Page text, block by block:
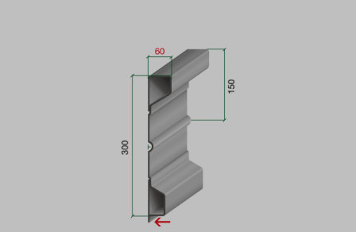
Bildergalerie überspringen